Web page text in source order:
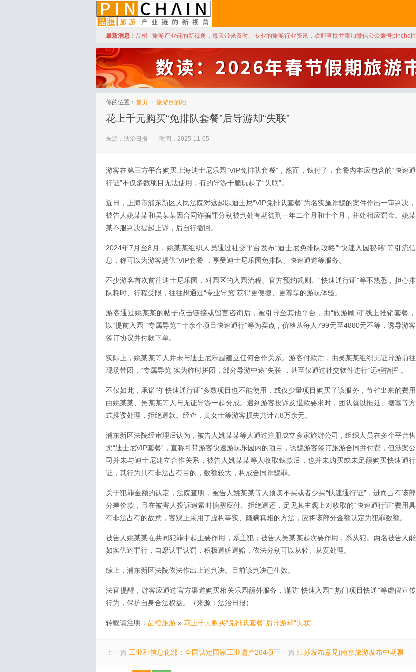
品橙旅游
最新消息： 品橙 | 旅游产业链的新视角，每天带来及时、专业的旅游行业资讯，欢迎查找并添加微信公众账号pinchain
你的位置： 首页 > 旅游目的地
花上千元购买“免排队套餐”后导游却“失联”
来源：法治日报 时间：2025-11-05
游客在第三方平台购买上海迪士尼乐园“VIP免排队套餐”，然而，钱付了，套餐内本应包含的“快速通
行证”不仅多数项目无法使用，有的导游干脆玩起了“失联”。
近日，上海市浦东新区人民法院对这起以迪士尼“VIP免排队套餐”为名实施诈骗的案件作出一审判决，
被告人姚某某和吴某某因合同诈骗罪分别被判处有期徒刑一年二个月和十个月，并处相应罚金。姚某
某不服判决提起上诉，后自行撤回。
2024年7月至8月，姚某某组织人员通过社交平台发布“迪士尼免排队攻略”“快速入园秘籍”等引流信
息，称可以为游客提供“VIP套餐”，享受迪士尼乐园免排队、快速通道等服务。
不少游客首次前往迪士尼乐园，对园区的入园流程、官方预约规则、“快速通行证”等不熟悉，担心排
队耗时、行程受限，往往想通过“专业导览”获得更便捷、更尊享的游玩体验。
游客通过姚某某的帖子点击链接或留言咨询后，被引导至其他平台，由“旅游顾问”线上推销套餐，
以“提前入园”“专属导览”“十余个项目快速通行”等为卖点，价格从每人799元至4880元不等，诱导游客
签订协议并付款下单。
实际上，姚某某等人并未与迪士尼乐园建立任何合作关系。游客付款后，由吴某某组织无证导游前往
现场带团，“专属导览”实为临时拼团，部分导游中途“失联”，甚至仅通过社交软件进行“远程指挥”。
不仅如此，承诺的“快速通行证”多数项目也不能使用，或仅少量项目购买了该服务，节省出来的费用
由姚某某、吴某某等人与无证导游一起分成。遇到游客投诉及退款要求时，团队就以拖延、搪塞等方
式推诿处理，拒绝退款。经查，黄女士等游客损失共计7.8万余元。
浦东新区法院经审理后认为，被告人姚某某等人通过注册成立多家旅游公司，组织人员在多个平台售
卖“迪士尼VIP套餐”，宣称可带游客快速游玩乐园内的项目，诱骗游客签订旅游合同并付费，但涉案公
司并未与迪士尼建立合作关系，被告人姚某某等人收取钱款后，也并未购买或未足额购买快速通行
证，其行为具有非法占有目的，数额较大，构成合同诈骗罪。
关于犯罪金额的认定，法院查明，被告人姚某某等人预谋不买或者少买“快速通行证”，进而占有该部
分差价款，且在被害人投诉追索时搪塞应付、拒绝退还，足见其主观上对收取的“快速通行证”费用具
有非法占有的故意，客观上采用了虚构事实、隐瞒真相的方法，应将该部分金额认定为犯罪数额。
被告人姚某某在共同犯罪中起主要作用，系主犯；被告人吴某某起次要作用，系从犯。两名被告人能
如实供述罪行，自愿认罪认罚，积极退赃退赔，依法分别可以从轻、从宽处理。
综上，浦东新区法院依法作出上述判决。目前该判决已生效。
法官提醒，游客应通过官方渠道购买相关乐园额外服务，谨防“快速入园”“热门项目快通”等虚假宣传
行为，保护自身合法权益。（来源：法治日报）
转载请注明： 品橙旅游 » 花上千元购买“免排队套餐”后导游却“失联”
上一篇 工业和信息化部：全国认定国家工业遗产264项下一篇 江苏发布意见|南京旅游发布中期票